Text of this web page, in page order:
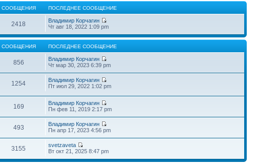
СООБЩЕНИЯ ПОСЛЕДНЕЕ СООБЩЕНИЕ
2418
Владимир Корчагин
Чт авг 18, 2022 1:09 pm
СООБЩЕНИЯ ПОСЛЕДНЕЕ СООБЩЕНИЕ
856
Владимир Корчагин
Чт мар 30, 2023 6:39 pm
1254
Владимир Корчагин
Пт июл 29, 2022 1:02 pm
169
Владимир Корчагин
Пн фев 11, 2019 2:17 pm
493
Владимир Корчагин
Пн апр 17, 2023 4:56 pm
3155
svetzaveta
Вт окт 21, 2025 8:47 pm